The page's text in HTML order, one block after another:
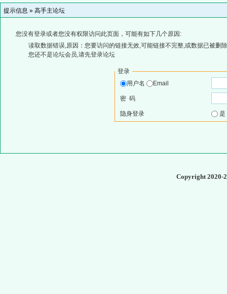
提示信息 » 高手主论坛
您没有登录或者您没有权限访问此页面，可能有如下几个原因:
读取数据错误,原因：您要访问的链接无效,可能链接不完整,或数据已被删
您还不是论坛会员,请先登录论坛
登录
用户名
Email
密 码
隐身登录
Copyright 2020-